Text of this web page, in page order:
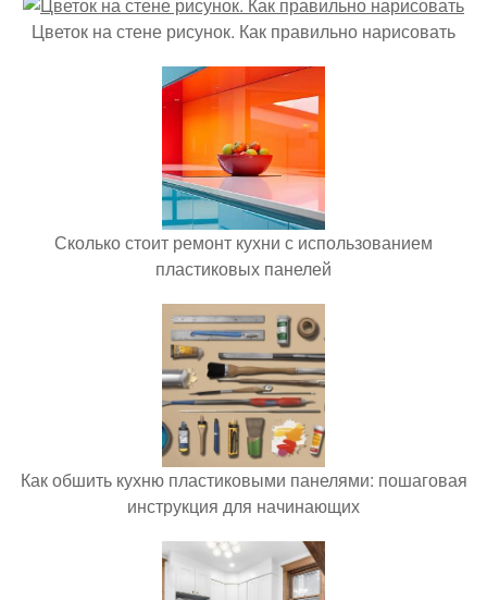
Цветок на стене рисунок. Как правильно нарисовать
Сколько стоит ремонт кухни с использованием
пластиковых панелей
Как обшить кухню пластиковыми панелями: пошаговая
инструкция для начинающих